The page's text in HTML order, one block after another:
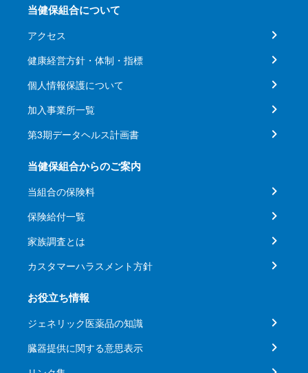
当健保組合について
アクセス
健康経営方針・体制・指標
個人情報保護について
加入事業所一覧
第3期データヘルス計画書
当健保組合からのご案内
当組合の保険料
保険給付一覧
家族調査とは
カスタマーハラスメント方針
お役立ち情報
ジェネリック医薬品の知識
臓器提供に関する意思表示